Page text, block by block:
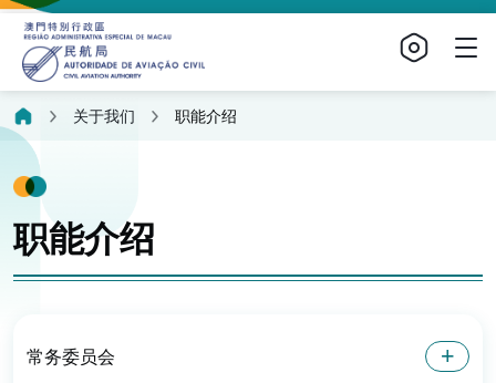
关于我们 职能介绍
职能介绍
常务委员会